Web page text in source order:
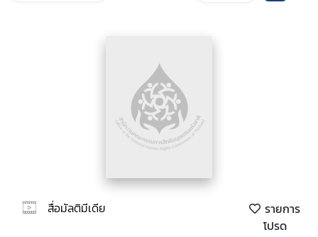
สื่อมัลติมีเดีย
รายการ
โปรด